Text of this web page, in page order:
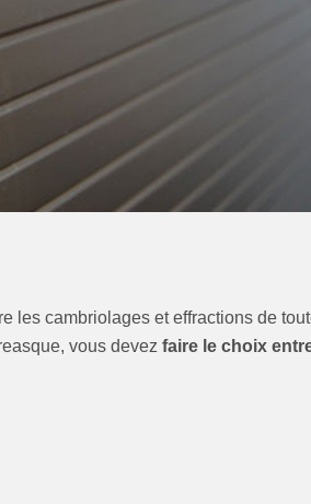
les cambriolages et effractions de
vous devez faire le choix